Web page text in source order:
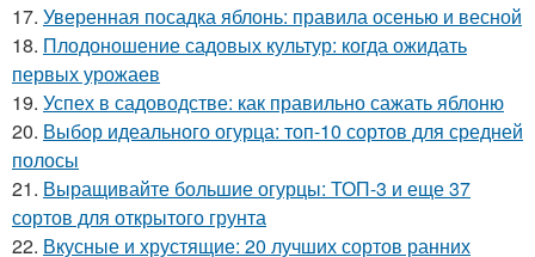
17. Уверенная посадка яблонь: правила осенью и весной
18. Плодоношение садовых культур: когда ожидать
первых урожаев
19. Успех в садоводстве: как правильно сажать яблоню
20. Выбор идеального огурца: топ-10 сортов для средней
полосы
21. Выращивайте большие огурцы: ТОП-3 и еще 37
сортов для открытого грунта
22. Вкусные и хрустящие: 20 лучших сортов ранних